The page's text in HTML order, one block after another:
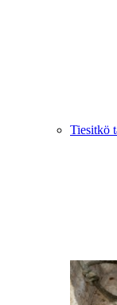
Tiesitkö